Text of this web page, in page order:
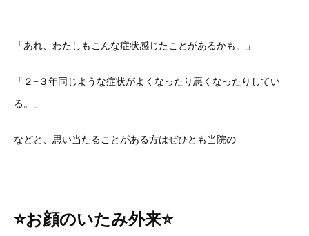
「あれ、わたしもこんな症状感じたことがあるかも。」
「２−３年同じような症状がよくなったり悪くなったりしてい
る。」
などと、思い当たることがある方はぜひとも当院の
⭐お顔のいたみ外来⭐